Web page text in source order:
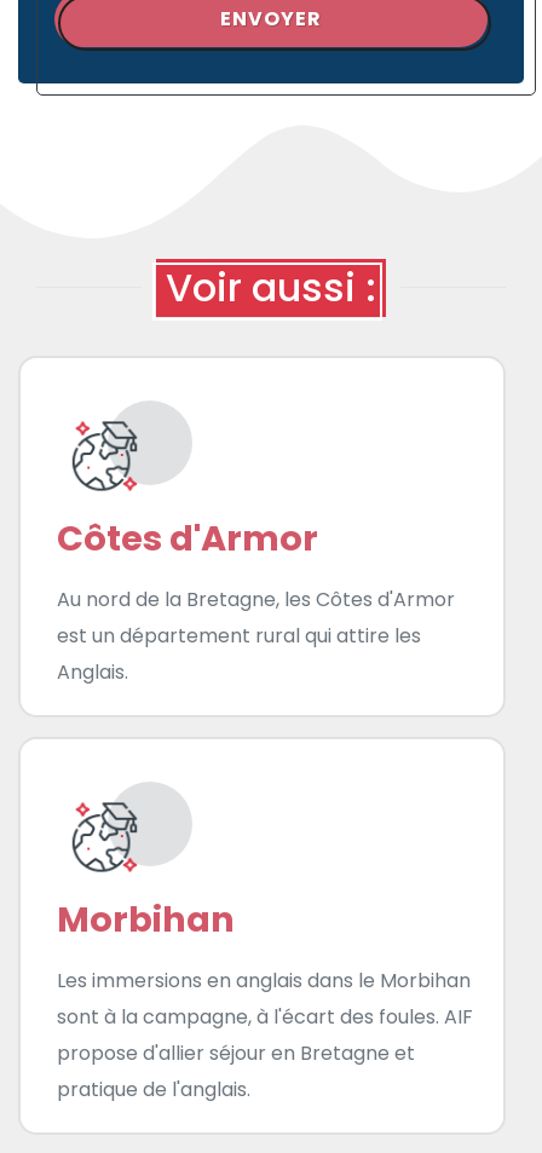
ENVOYER
Voir aussi :
Côtes d'Armor
Au nord de la Bretagne, les Côtes d'Armor
est un département rural qui attire les
Anglais.
Morbihan
Les immersions en anglais dans le Morbihan
sont à la campagne, à l'écart des foules. AIF
propose d'allier séjour en Bretagne et
pratique de l'anglais.